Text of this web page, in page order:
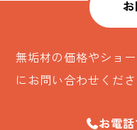
お
無垢材の価格やショ
にお問い合わせくださ
お電